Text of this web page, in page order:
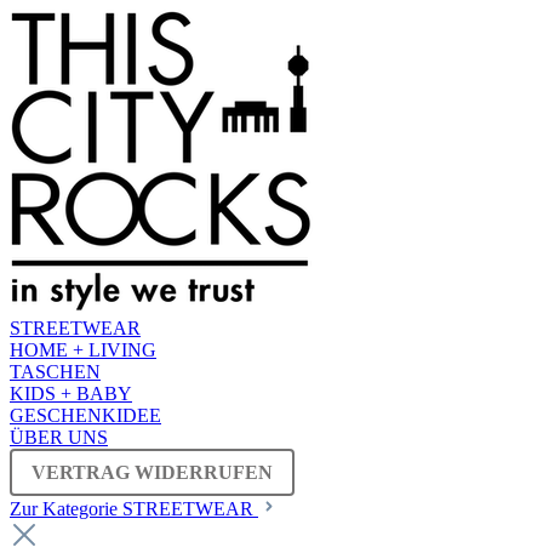
STREETWEAR
HOME + LIVING
TASCHEN
KIDS + BABY
GESCHENKIDEE
ÜBER UNS
VERTRAG WIDERRUFEN
Zur Kategorie STREETWEAR